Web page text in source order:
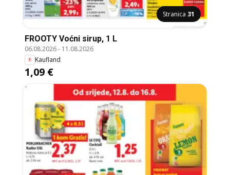
Stranica 31
FROOTY Voćni sirup, 1 L
06.08.2026- 11.08.2026
Kaufland
1,09 €